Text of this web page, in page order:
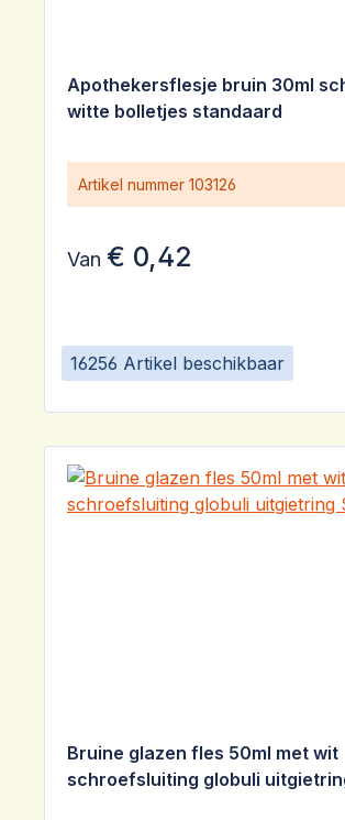
16256 Artikel beschikbaar
Apothekersflesje bruin 30ml
witte bolletjes standaard
Artikel nummer 103126
Van € 0,42
Bruine glazen fles 50ml met wit
schroefsluiting globuli